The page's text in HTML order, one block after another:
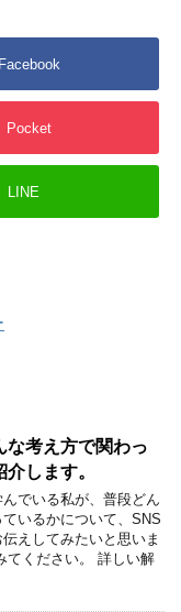
Facebook
Pocket
LINE
な考え方で関わっ
します。
でいる私が、普段どん
いるかについて、SNS
えしてみたいと思いま
てください。 詳しい解